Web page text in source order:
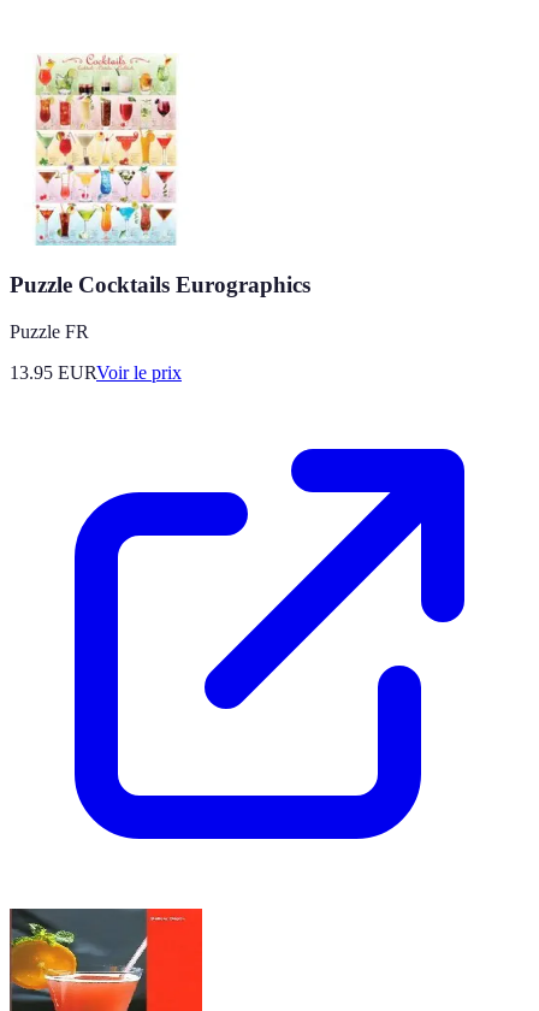
Puzzle Cocktails Eurographics
Puzzle FR
13.95 EURVoir le prix